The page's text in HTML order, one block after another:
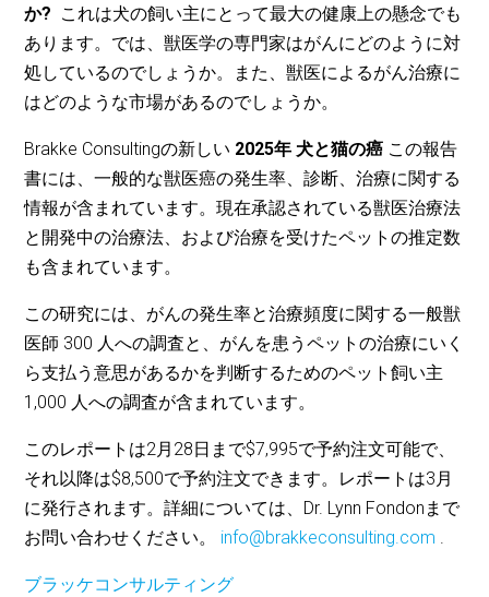
か? これは犬の飼い主にとって最大の健康上の懸念でも
あります。では、獣医学の専門家はがんにどのように対
処しているのでしょうか。また、獣医によるがん治療に
はどのような市場があるのでしょうか。
Brakke Consultingの新しい 2025年 犬と猫の癌 この報告
書には、一般的な獣医癌の発生率、診断、治療に関する
情報が含まれています。現在承認されている獣医治療法
と開発中の治療法、および治療を受けたペットの推定数
も含まれています。
この研究には、がんの発生率と治療頻度に関する一般獣
医師 300 人への調査と、がんを患うペットの治療にいく
ら支払う意思があるかを判断するためのペット飼い主
1,000 人への調査が含まれています。
このレポートは2月28日まで$7,995で予約注文可能で、
それ以降は$8,500で予約注文できます。レポートは3月
に発行されます。詳細については、Dr. Lynn Fondonまで
お問い合わせください。 info@brakkeconsulting.com .
ブラッケコンサルティング